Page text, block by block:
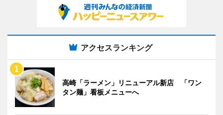
アクセスランキング
高崎「ラーメン」リニューアル新店 「ワン
タン麺」看板メニューへ